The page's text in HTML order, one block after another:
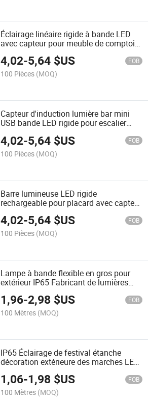
Éclairage linéaire rigide à bande LED
avec capteur pour meuble de comptoir,
magnétique avec autocollant
4,02-5,64 $US FOB
100 Pièces (MOQ)
Capteur d'induction lumière bar mini
USB bande LED rigide pour escalier
4,02-5,64 $US FOB
100 Pièces (MOQ)
Barre lumineuse LED rigide
rechargeable pour placard avec capteur
4,02-5,64 $US FOB
100 Pièces (MOQ)
Lampe à bande flexible en gros pour
extérieur IP65 Fabricant de lumières
néon LED flexibles 220V 12V
1,96-2,98 $US FOB
100 Mètres (MOQ)
IP65 Éclairage de festival étanche
décoration extérieure des marches LED
numérique 220V bande lumineuse
néon 110V AC
1,06-1,98 $US FOB
100 Mètres (MOQ)